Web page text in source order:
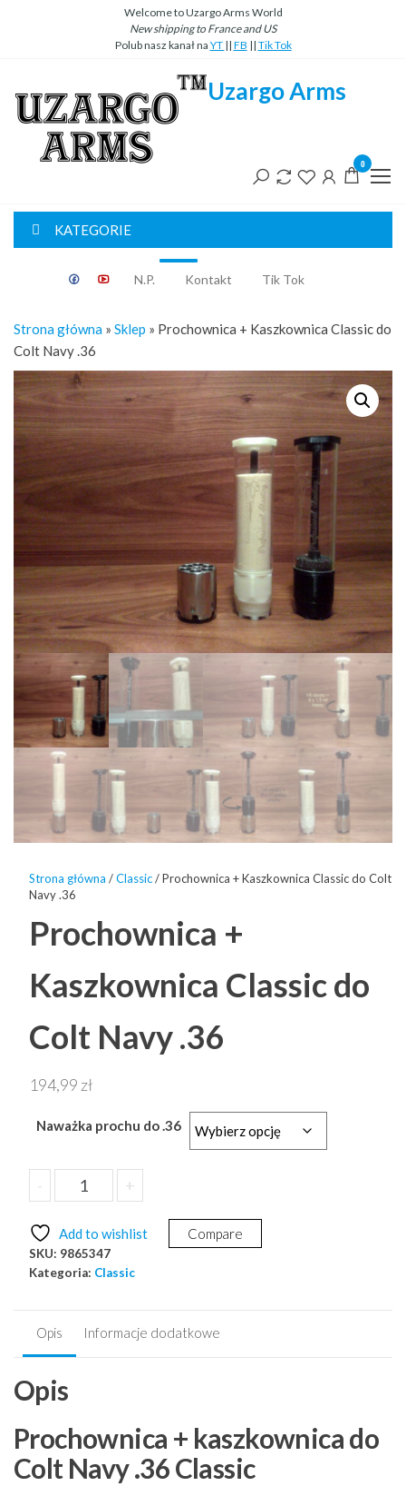
Welcome to Uzargo Arms World
Newshipping to France and US
Polub nasz kanał na YT || FB || Tik Tok
Uzargo Arms
0
KATEGORIE
N.P.
Classic
Kontakt Tik Tok
Strona główna » Sklep » Prochownica + Kaszkownica Classic do
Colt Navy .36
Strona główna /Classic/ Prochownica + Kaszkownica Classic do Colt
Navy .36
Prochownica +
Kaszkownica Classic do
Colt Navy .36
194,99 zł
Naważka prochu do .36
-
ilość
Prochownica
Kaszkownica
Classic
Navy
.36
+
Add to wishlist Compare
SKU: 9865347
Kategoria: Classic
Opis Informacje dodatkowe
Opis
Prochownica + kaszkownica do
Colt Navy .36 Classic